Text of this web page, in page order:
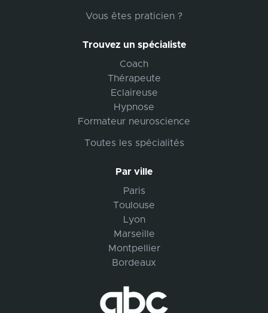
Vous êtes praticien ?
Trouvez un spécialiste
Coach
Thérapeute
Eclaireuse
Hypnose
Formateur neuroscience
Toutes les spécialités
Par ville
Paris
Toulouse
Lyon
Marseille
Montpellier
Bordeaux